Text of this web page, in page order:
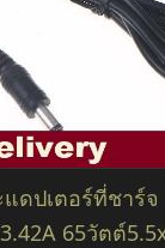
ดปเตอร์ที่ชาร์จ
65วัตต์